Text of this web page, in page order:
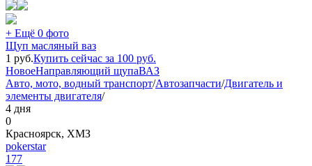
+ Ещё 0 фото
Щуп масляный ваз
1 руб.Купить сейчас за 100 руб.
НовоеНаправляющий щупаВАЗ
Авто, мото, водный транспорт/Автозапчасти/Двигатель и
элементы двигателя/
4 дня
0
Красноярск, ХМЗ
pokerstar
177